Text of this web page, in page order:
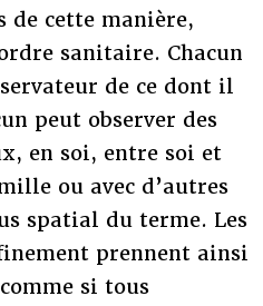
de cette manière,
sanitaire. Chacun
de ce dont il
peut observer des
en soi, entre soi et
ou avec d’autres
spatial du terme. Les
prennent ainsi
si tous